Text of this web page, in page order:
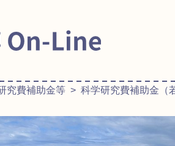
究費補助金等 > 科学研究費補助金（